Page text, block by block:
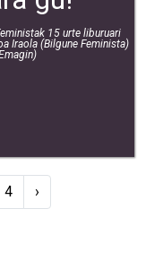
15 urte liburuari
Iraola (Bilgune Feminista)
4 ›